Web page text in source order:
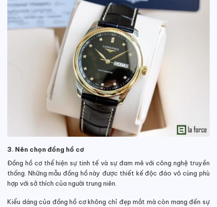
3. Nên chọn đồng hồ cơ
Đồng hồ cơ thể hiện sự tinh tế và sự đam mê với công nghệ truyền
thống. Những mẫu đồng hồ này được thiết kế độc đáo vô cùng phù
hợp với sở thích của người trung niên.
Kiểu dáng của đồng hồ cơ không chỉ đẹp mắt mà còn mang đến sự